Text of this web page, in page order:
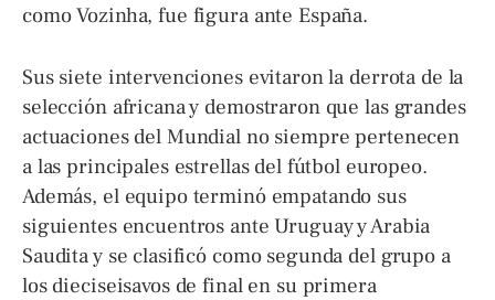
como Vozinha, fue figura ante España.
Sus siete intervenciones evitaron la derrota de la
selección africana y demostraron que las grandes
actuaciones del Mundial no siempre pertenecen
a las principales estrellas del fútbol europeo.
Además, el equipo terminó empatando sus
siguientes encuentros ante Uruguay y Arabia
Saudita y se clasificó como segunda del grupo a
los dieciseisavos de final en su primera